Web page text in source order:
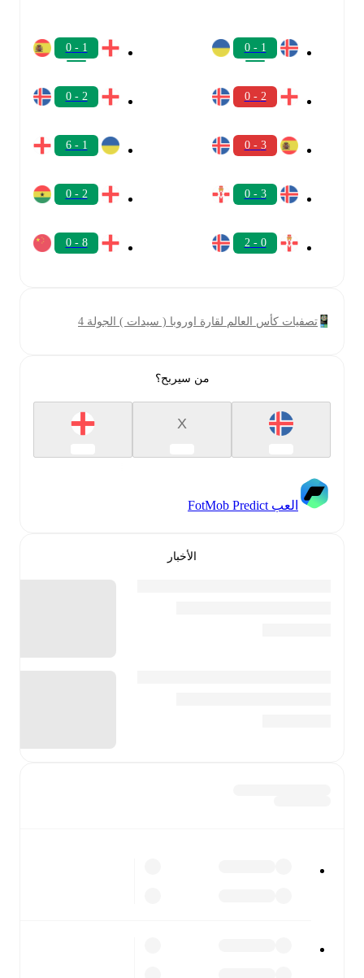
1 - 0
2 - 0
3 - 0
3 - 0
0 - 2
1 - 0
2 - 0
1 - 6
2 - 0
8 - 0
تصفيات كأس العالم لقارة اوروبا ( سيدات ) الجولة 4
من سيربح؟
العب FotMob Predict
الأخبار